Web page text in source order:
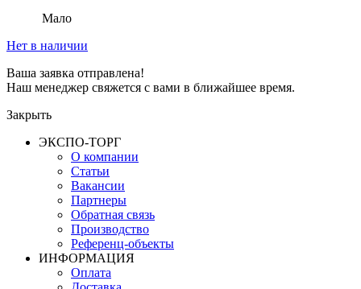
Мало
Нет в наличии
Ваша заявка отправлена!
Наш менеджер свяжется с вами в ближайшее время.
Закрыть
ЭКСПО-ТОРГ
О компании
Статьи
Вакансии
Партнеры
Обратная связь
Производство
Референц-объекты
ИНФОРМАЦИЯ
Оплата